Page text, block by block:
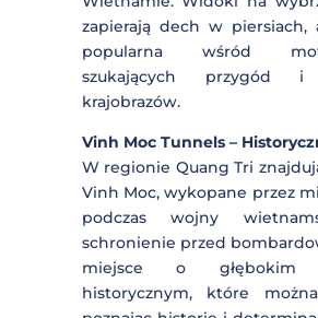
pięknych pól ryżowych.
wyprawy motocyklowe,
na poznanie kultury
codziennego mieszkańców.
Malownicza Przełęcz–
między Da Nang a Hue,
Van to jedna z
spektakularnych dróg w
Widoki na wybrzeże i góry
dech w piersiach, a trasa jest
wśród motocyklistów